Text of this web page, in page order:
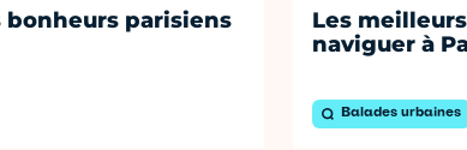
bonheurs parisiens
Les
naviguer à
Balades urbaines